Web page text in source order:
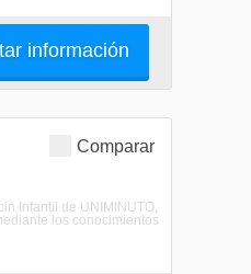
información
Comparar
Infantil de UNIMINUTO,
los conocimientos